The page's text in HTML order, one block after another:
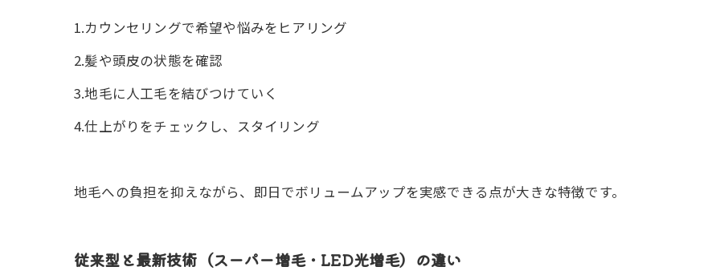
1.カウンセリングで希望や悩みをヒアリング
2.髪や頭皮の状態を確認
3.地毛に人工毛を結びつけていく
4.仕上がりをチェックし、スタイリング
地毛への負担を抑えながら、即日でボリュームアップを実感できる点が大きな特徴です。
従来型と最新技術（スーパー増毛・LED光増毛）の違い